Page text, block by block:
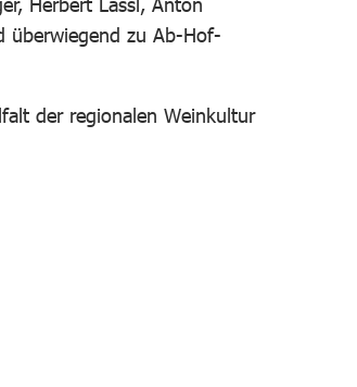
überwiegend zu Ab-Hof-
der regionalen Weinkultur